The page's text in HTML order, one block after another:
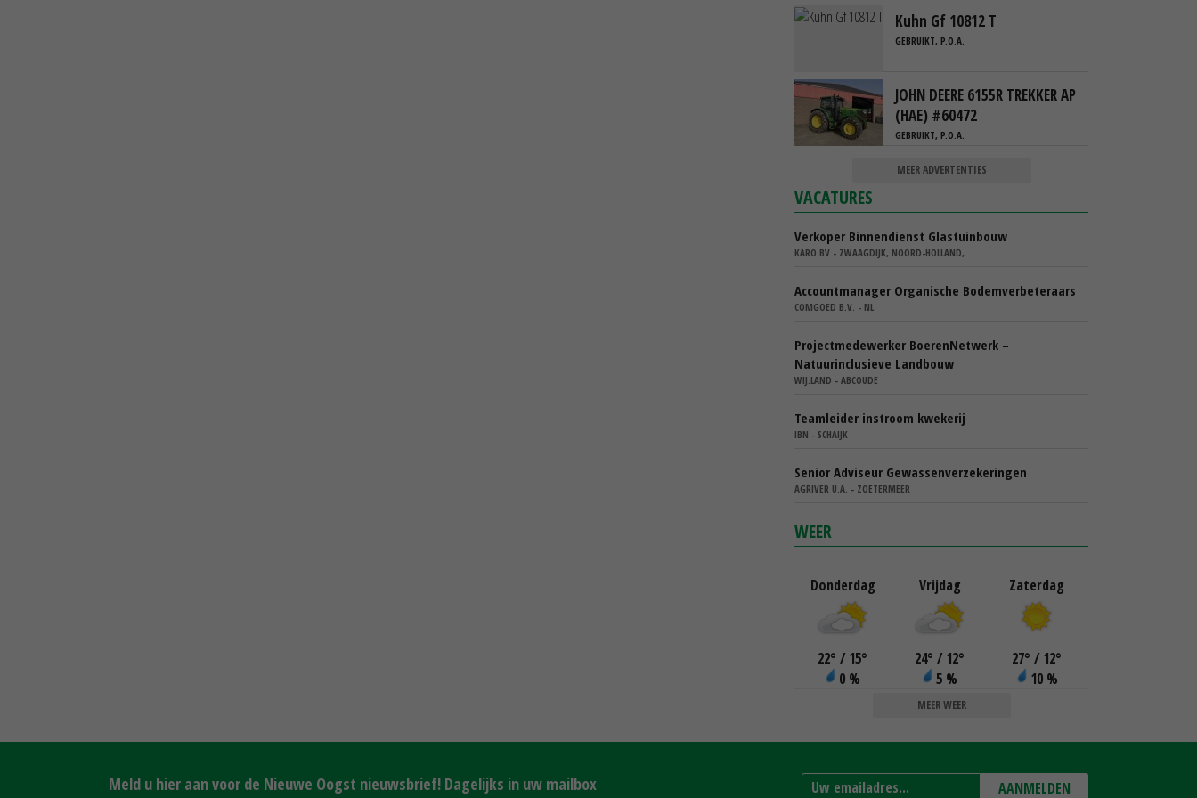
Kuhn Gf 10812 T
GEBRUIKT, P.O.A.
JOHN DEERE 6155R TREKKER AP
(HAE) #60472
GEBRUIKT, P.O.A.
MEER ADVERTENTIES
VACATURES
Verkoper Binnendienst Glastuinbouw
KARO BV - ZWAAGDIJK, NOORD-HOLLAND,
Accountmanager Organische Bodemverbeteraars
COMGOED B.V. - NL
Projectmedewerker BoerenNetwerk –
Natuurinclusieve Landbouw
WIJ.LAND - ABCOUDE
Teamleider instroom kwekerij
IBN - SCHAIJK
Senior Adviseur Gewassenverzekeringen
AGRIVER U.A. - ZOETERMEER
WEER
Donderdag
22° / 15°
0 %
Vrijdag
24° / 12°
5 %
Zaterdag
27° / 12°
10 %
MEER WEER
Meld u hier aan voor de Nieuwe Oogst nieuwsbrief! Dagelijks in uw mailbox AANMELDEN